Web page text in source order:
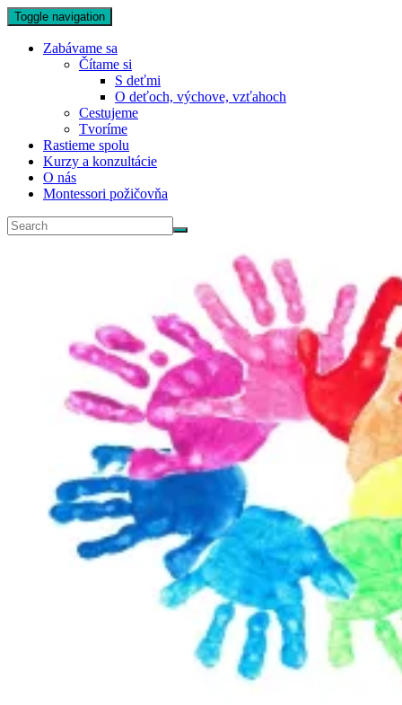
Toggle navigation
Zabávame sa
Čítame si
S deťmi
O deťoch, výchove, vzťahoch
Cestujeme
Tvoríme
Rastieme spolu
Kurzy a konzultácie
O nás
Montessori požičovňa